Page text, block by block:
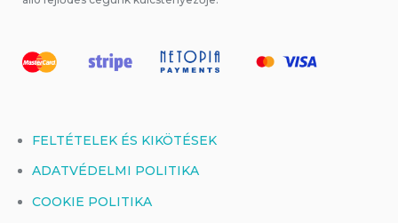
FELTÉTELEK ÉS KIKÖTÉSEK
ADATVÉDELMI POLITIKA
COOKIE POLITIKA